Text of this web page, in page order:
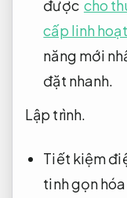
được cho
cấp linh hoạt
năng mới
đặt nhanh.
Lập trình.
Tiết kiệm
tinh gọn